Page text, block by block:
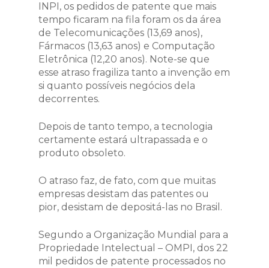
INPI, os pedidos de patente que mais
tempo ficaram na fila foram os da área
de Telecomunicações (13,69 anos),
Fármacos (13,63 anos) e Computação
Eletrônica (12,20 anos). Note-se que
esse atraso fragiliza tanto a invenção em
si quanto possíveis negócios dela
decorrentes.
Depois de tanto tempo, a tecnologia
certamente estará ultrapassada e o
produto obsoleto.
O atraso faz, de fato, com que muitas
empresas desistam das patentes ou
pior, desistam de depositá-las no Brasil.
Segundo a Organização Mundial para a
Propriedade Intelectual – OMPI, dos 22
mil pedidos de patente processados no